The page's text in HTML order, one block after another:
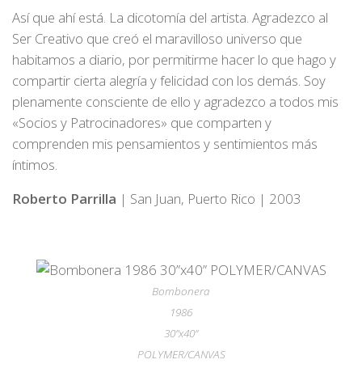
Así que ahí está. La dicotomía del artista. Agradezco al
Ser Creativo que creó el maravilloso universo que
habitamos a diario, por permitirme hacer lo que hago y
compartir cierta alegría y felicidad con los demás. Soy
plenamente consciente de ello y agradezco a todos mis
«Socios y Patrocinadores» que comparten y
comprenden mis pensamientos y sentimientos más
íntimos.
Roberto Parrilla | San Juan, Puerto Rico | 2003
Bombonera
1986
30”x40”
POLYMER/CANVAS